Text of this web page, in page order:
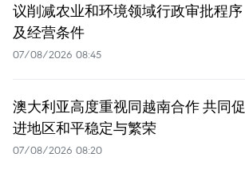
议削减农业和环境领域行政审批程序
及经营条件
07/08/2026 08:45
澳大利亚高度重视同越南合作 共同促
进地区和平稳定与繁荣
07/08/2026 08:20